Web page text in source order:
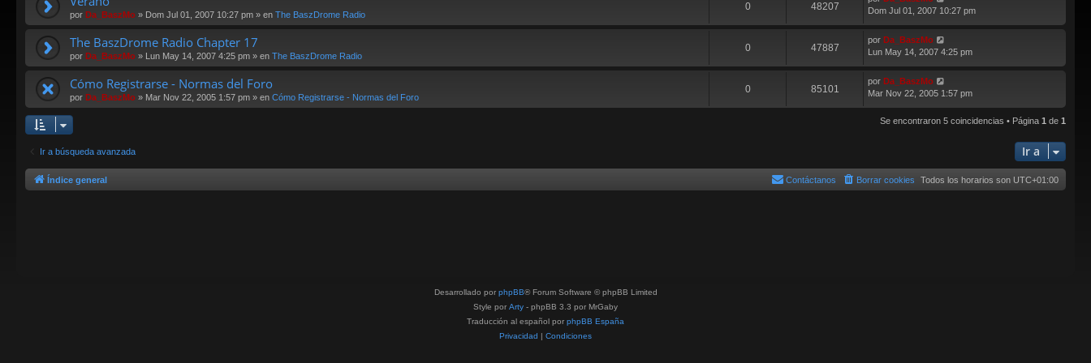
por Da_BaszMo » Dom Jul 01, 2007 10:27 pm » en The BaszDrome Radio
0 48207
Dom Jul 01, 2007 10:27 pm
The BaszDrome Radio Chapter 17
por Da_BaszMo » Lun May 14, 2007 4:25 pm » en The BaszDrome Radio
0 47887
por Da_BaszMo
Lun May 14, 2007 4:25 pm
Cómo Registrarse - Normas del Foro
por Da_BaszMo » Mar Nov 22, 2005 1:57 pm » en Cómo Registrarse - Normas del Foro
0 85101
por Da_BaszMo
Mar Nov 22, 2005 1:57 pm
Se encontraron 5 coincidencias • Página 1 de 1
Ir a búsqueda avanzada Ir a
Índice general Todos los horarios son UTC+01:00
Borrar cookies
Contáctanos
Desarrollado por phpBB® Forum Software © phpBB Limited
Style por Arty - phpBB 3.3 por MrGaby
Traducción al español por phpBB España
Privacidad | Condiciones